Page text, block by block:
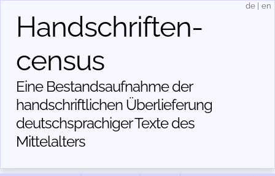
Handschriften­
census
Eine Bestandsaufnahme der
handschriftlichen Über­lieferung
deutschsprachiger Texte des
Mittelalters
de en